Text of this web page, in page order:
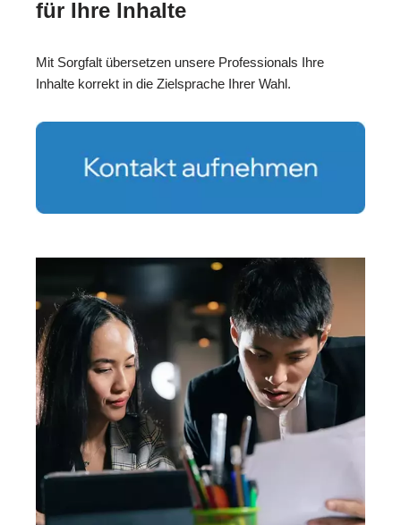
für Ihre Inhalte
Mit Sorgfalt übersetzen unsere Professionals Ihre
Inhalte korrekt in die Zielsprache Ihrer Wahl.